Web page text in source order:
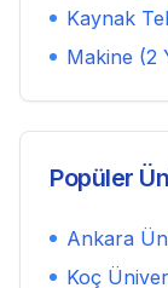
Kaynak
Makine (2
Popüler
Ankara
Koç